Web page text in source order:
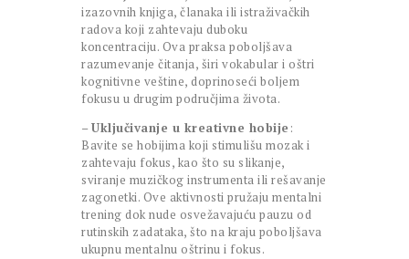
izazovnih knjiga, članaka ili istraživačkih
radova koji zahtevaju duboku
koncentraciju. Ova praksa poboljšava
razumevanje čitanja, širi vokabular i oštri
kognitivne veštine, doprinoseći boljem
fokusu u drugim područjima života.
– Uključivanje u kreativne hobije :
Bavite se hobijima koji stimulišu mozak i
zahtevaju fokus, kao što su slikanje,
sviranje muzičkog instrumenta ili rešavanje
zagonetki. Ove aktivnosti pružaju mentalni
trening dok nude osvežavajuću pauzu od
rutinskih zadataka, što na kraju poboljšava
ukupnu mentalnu oštrinu i fokus.